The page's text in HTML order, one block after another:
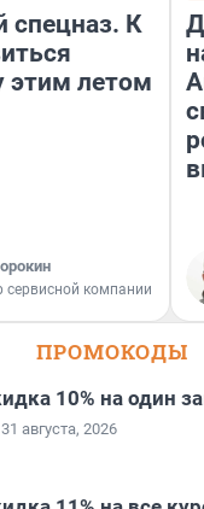
спецназ. К
этим летом
сервисной компании
ПРОМОКОДЫ
10% на один
августа, 2026